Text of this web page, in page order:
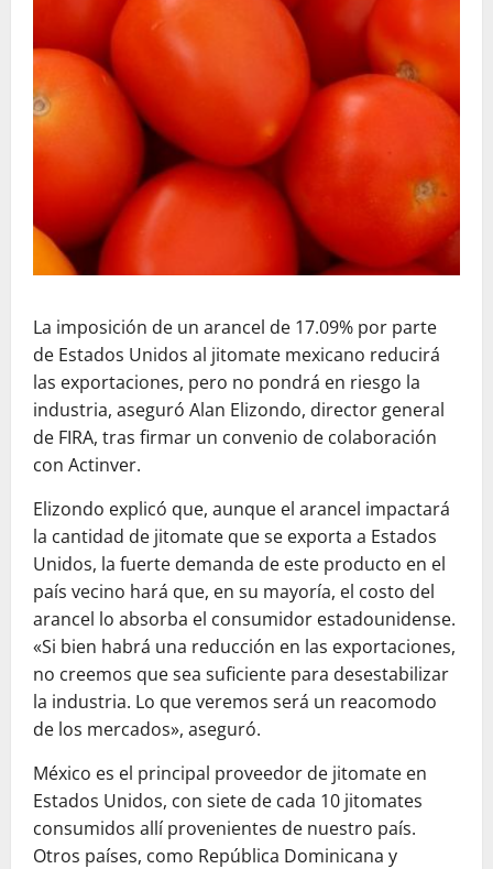
La imposición de un arancel de 17.09% por parte
de Estados Unidos al jitomate mexicano reducirá
las exportaciones, pero no pondrá en riesgo la
industria, aseguró Alan Elizondo, director general
de FIRA, tras firmar un convenio de colaboración
con Actinver.
Elizondo explicó que, aunque el arancel impactará
la cantidad de jitomate que se exporta a Estados
Unidos, la fuerte demanda de este producto en el
país vecino hará que, en su mayoría, el costo del
arancel lo absorba el consumidor estadounidense.
«Si bien habrá una reducción en las exportaciones,
no creemos que sea suficiente para desestabilizar
la industria. Lo que veremos será un reacomodo
de los mercados», aseguró.
México es el principal proveedor de jitomate en
Estados Unidos, con siete de cada 10 jitomates
consumidos allí provenientes de nuestro país.
Otros países, como República Dominicana y